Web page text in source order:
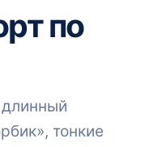
по
длинный
тонкие